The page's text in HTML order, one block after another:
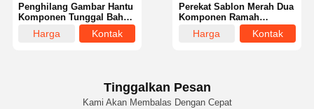
Perekat Sablon Merah Dua
Komponen Ramah
Harga
Kontak
Penghilang Gambar Hantu
Komponen Tunggal Bahan
Sablon Profesional
Harga
Kontak
Tinggalkan Pesan
Kami Akan Membalas Dengan Cepat